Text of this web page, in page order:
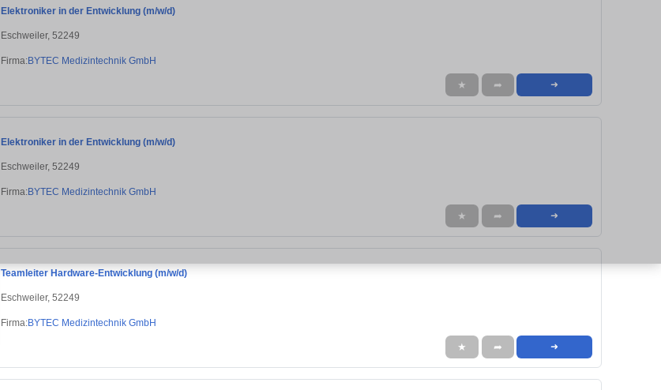
Elektroniker in der Entwicklung (m/w/d)
Eschweiler, 52249
Firma:BYTEC Medizintechnik GmbH
★ ➦ ➜
Elektroniker in der Entwicklung (m/w/d)
Eschweiler, 52249
Firma:BYTEC Medizintechnik GmbH
★ ➦ ➜
Teamleiter Hardware-Entwicklung (m/w/d)
Eschweiler, 52249
Firma:BYTEC Medizintechnik GmbH
★ ➦ ➜